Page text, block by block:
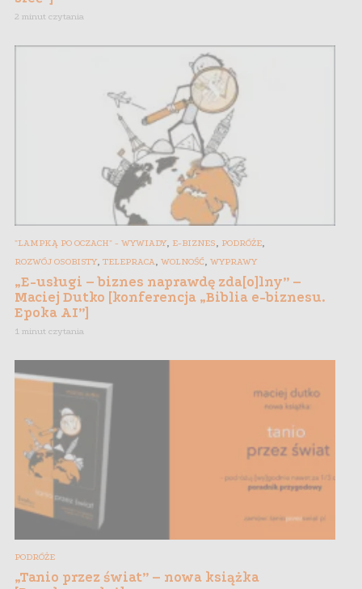
2 minut czytania
"LAMPKĄ PO OCZACH" - WYWIADY, E-BIZNES PODRÓŻE
ROZWÓJ OSOBISTY, TELEPRACA WOLNOŚĆ WYPRAWY
„E-usługi – biznes naprawdę zda[o]lny” –
Maciej Dutko [konferencja „Biblia e-biznesu.
Epoka AI”]
1 minut czytania
PODRÓŻE
„Tanio przez świat” – nowa książka